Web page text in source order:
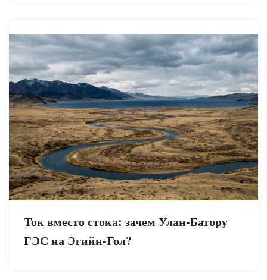
Ток вместо стока: зачем Улан-Батору
ГЭС на Эгийн-Гол?